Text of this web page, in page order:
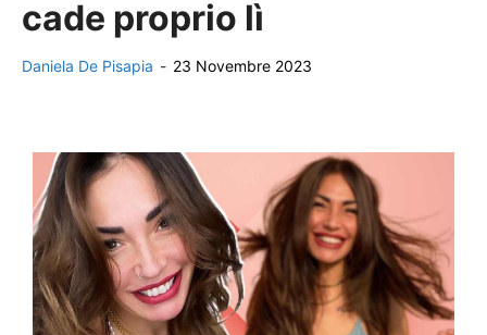
cade proprio lì
Daniela De Pisapia - 23 Novembre 2023